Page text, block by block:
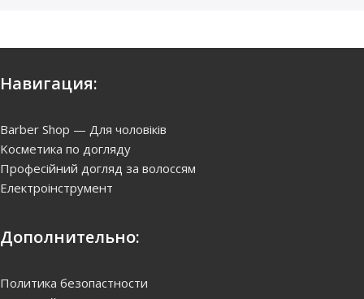
Навигация:
Barber Shop — Для чоловіків
Kосметика по догляду
Професійний догляд за волоссям
Електроінструмент
Дополнительно:
Политика безопастности